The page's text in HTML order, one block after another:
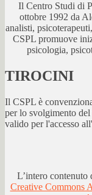
Il Centro Studi di
ottobre 1992 da
analisti,
CSPL promuove
psicologia,
TIROCINI
Il CSPL è
per lo svolgimento
valido per l'accesso
L’intero
Creative Commons